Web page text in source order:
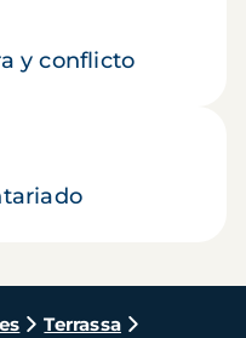
y conflicto
Terrassa